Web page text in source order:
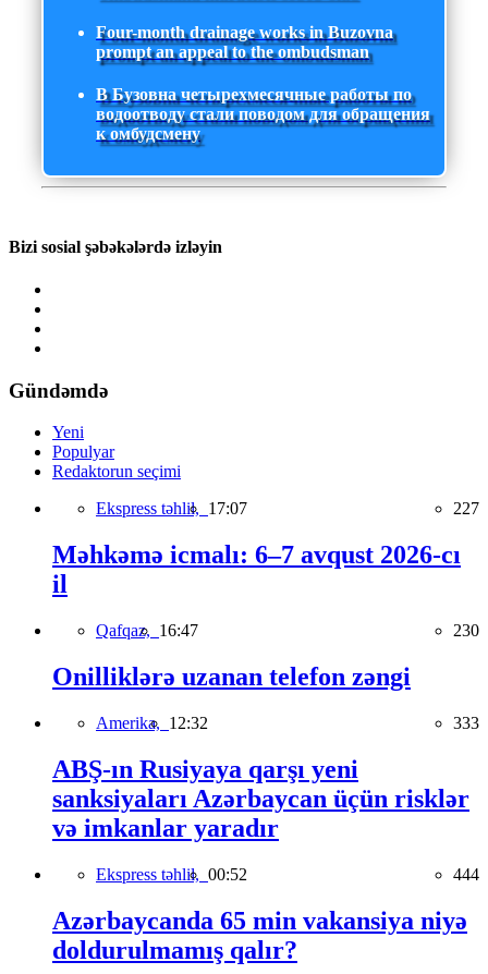
Four-month drainage works in Buzovna
prompt an appeal to the ombudsman
В Бузовна четырехмесячные работы по
водоотводу стали поводом для обращения
к омбудсмену
Bizi sosial şəbəkələrdə izləyin
Gündəmdə
Yeni
Populyar
Redaktorun seçimi
Ekspress təhlil, 17:07 227
Məhkəmə icmalı: 6–7 avqust 2026-cı
il
Qafqaz, 16:47 230
Onilliklərə uzanan telefon zəngi
Amerika, 12:32 333
ABŞ-ın Rusiyaya qarşı yeni
sanksiyaları Azərbaycan üçün risklər
və imkanlar yaradır
Ekspress təhlil, 00:52 444
Azərbaycanda 65 min vakansiya niyə
doldurulmamış qalır?